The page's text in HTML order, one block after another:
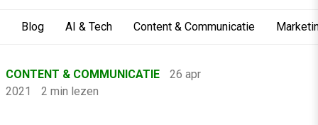
Blog AI & Tech Content & Communicatie
›
CONTENT & COMMUNICATIE
26 apr
2021
2 min lezen